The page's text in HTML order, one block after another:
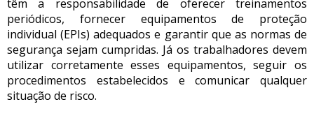
têm a responsabilidade de oferecer treinamentos
periódicos, fornecer equipamentos de proteção
individual (EPIs) adequados e garantir que as normas de
segurança sejam cumpridas. Já os trabalhadores devem
utilizar corretamente esses equipamentos, seguir os
procedimentos estabelecidos e comunicar qualquer
situação de risco.